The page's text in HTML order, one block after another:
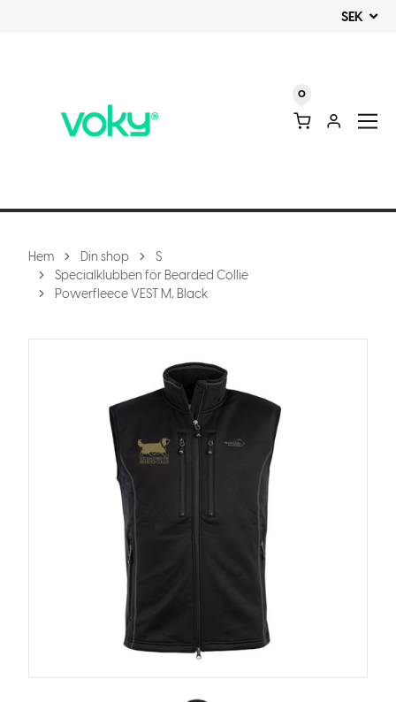
SEK
0
Hem Din shop
S
Specialklubben för Bearded Collie
Powerfleece VEST M, Black